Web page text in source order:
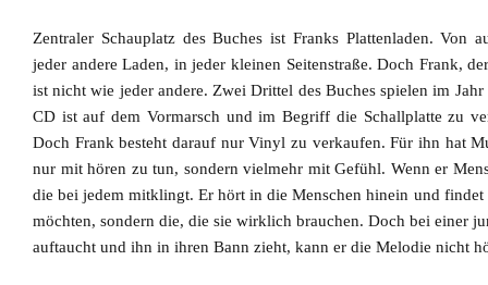
Zentraler Schauplatz des Buches ist Franks Plattenladen. Von
jeder andere Laden, in jeder kleinen Seitenstraße. Doch Frank,
ist nicht wie jeder andere. Zwei Drittel des Buches spielen im
CD ist auf dem Vormarsch und im Begriff die Schallplatte zu
Doch Frank besteht darauf nur Vinyl zu verkaufen. Für ihn hat
nur mit hören zu tun, sondern vielmehr mit Gefühl. Wenn er
die bei jedem mitklingt.Er hört in die Menschen hinein und
möchten, sondern die, die sie wirklich brauchen. Doch bei einer
auftaucht und ihn in ihren Bann zieht, kann er die Melodie nicht